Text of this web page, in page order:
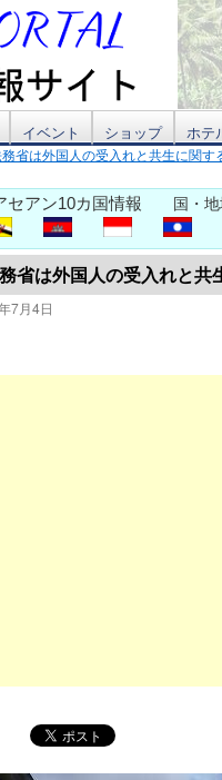
イベント ショップ ホテ
省は外国人の受入れと共生に関す
セアン10カ国情報 国・地
省は外国人の受入れと共
7月4日